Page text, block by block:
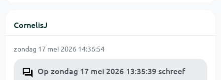
CornelisJ
zondag 17 mei 2026 14:36:54
Op zondag 17 mei 2026 13:35:39 schreef